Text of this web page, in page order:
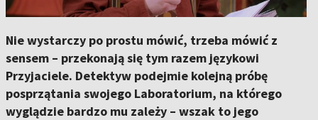
Nie wystarczy po prostu mówić, trzeba mówić z
sensem – przekonają się tym razem językowi
Przyjaciele. Detektyw podejmie kolejną próbę
posprzątania swojego Laboratorium, na którego
wyglądzie bardzo mu zależy – wszak to jego